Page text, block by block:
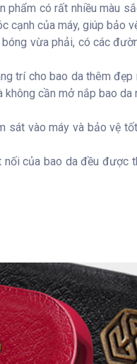
phẩm có rất nhiều màu
của máy, giúp bảo
vừa phải, có các
trí cho bao da thêm
cần mở nắp bao
vào máy và bảo vệ
của bao da đều